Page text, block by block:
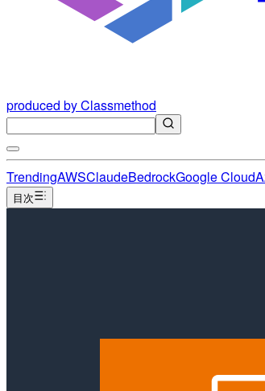
produced by Classmethod
TrendingAWSClaudeBedrockGoogle Cloud
目次